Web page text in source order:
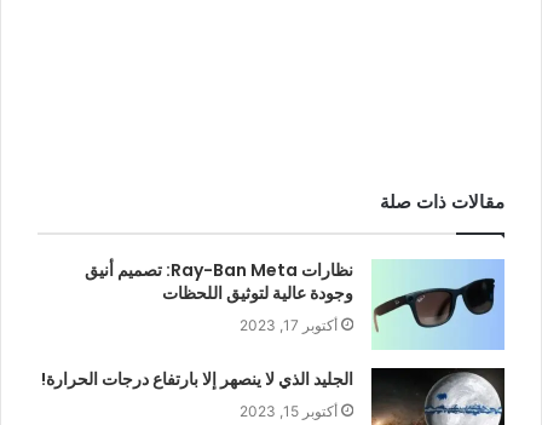
مقالات ذات صلة
نظارات Ray-Ban Meta: تصميم أنيق
وجودة عالية لتوثيق اللحظات
أكتوبر 17, 2023
الجليد الذي لا ينصهر إلا بارتفاع درجات الحرارة!
أكتوبر 15, 2023